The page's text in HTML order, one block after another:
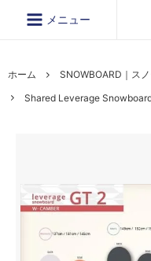
メニュー
ホーム
SNOWBOARD｜ス
Shared Leverage